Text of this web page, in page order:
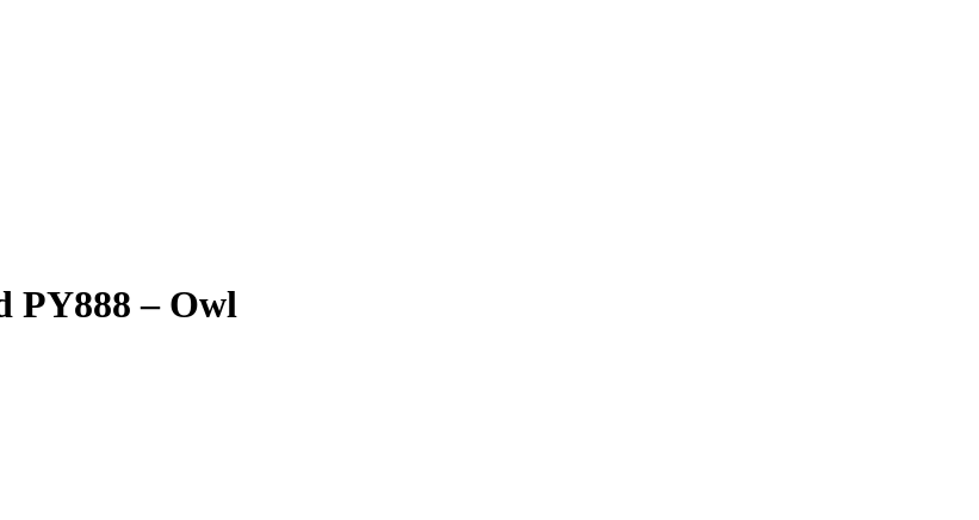
PY888 – Owl